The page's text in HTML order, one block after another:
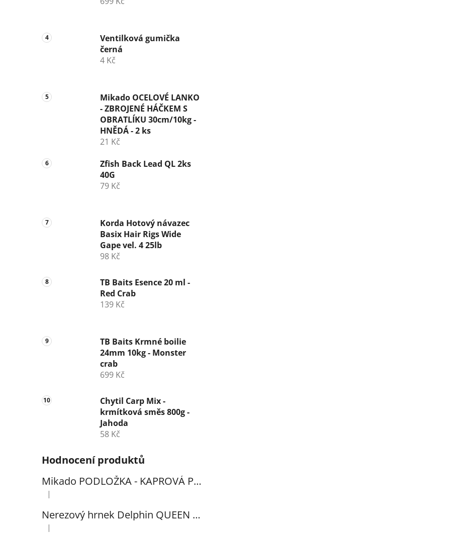
Ventilková gumička
černá
4 Kč
Mikado OCELOVÉ LANKO
- ZBROJENÉ HÁČKEM S
OBRATLÍKU 30cm/10kg -
HNĚDÁ - 2 ks
21 Kč
Zfish Back Lead QL 2ks
40G
79 Kč
Korda Hotový návazec
Basix Hair Rigs Wide
Gape vel. 4 25lb
98 Kč
TB Baits Esence 20 ml -
Red Crab
139 Kč
TB Baits Krmné boilie
24mm 10kg - Monster
crab
699 Kč
Chytil Carp Mix -
krmítková směs 800g -
Jahoda
58 Kč
Hodnocení produktů
Mikado PODLOŽKA - KAPROVÁ PRO VYHÁČKOVÁNÍ S METREM - (102x60cm) - 1ks
Hodnocení produktu je 5 z 5 hvězdiček.
|
Nerezový hrnek Delphin QUEEN 300ml
Hodnocení produktu je 5 z 5 hvězdiček.
|